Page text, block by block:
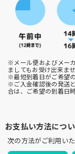
※メール便およびメー
ましてもお受け出来ませ
※最短到着日がご希望
※ご入金確認後の発送
合は、ご希望の到着日
お支払い方法につ
次の方法がご利用いた